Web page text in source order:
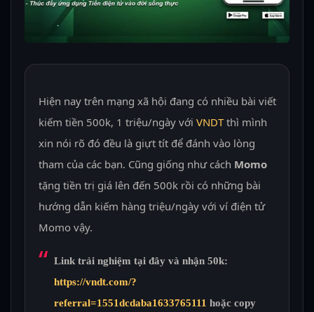
Hiện nay trên mạng xã hội đang có nhiều bài viết
kiếm tiền 500k, 1 triệu/ngày với VNDTthì mình
xin nói rõ đó đều là giựt tít để đánh vào lòng
tham của các bạn. Cũng giống như cách Momo
tặng tiền trị giá lên đến 500k rồi có những bài
hướng dẫn kiếm hàng triệu/ngày với ví điện tử
Momo vậy.
Link trải nghiệm tại đây và nhận 50k:
https://vndt.com/?
referral=1551dcdaba1633765111 hoặc copy